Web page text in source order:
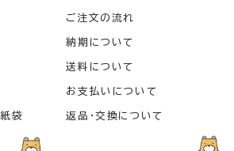
袋
ご注文の流れ
納期について
送料について
お支払いについて
返品・交換について